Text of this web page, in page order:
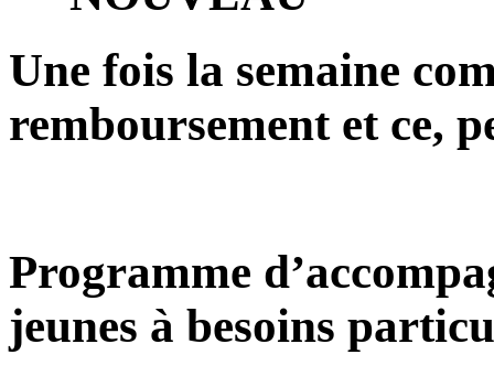
Une fois la semaine
remboursement et ce,
Programme
jeunes à besoins